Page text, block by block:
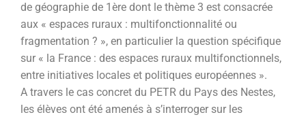
de géographie de 1ère dont le thème 3 est consacrée
aux « espaces ruraux : multifonctionnalité ou
fragmentation ? », en particulier la question spécifique
sur « la France : des espaces ruraux multifonctionnels,
entre initiatives locales et politiques européennes ».
A travers le cas concret du PETR du Pays des Nestes,
les élèves ont été amenés à s’interroger sur les